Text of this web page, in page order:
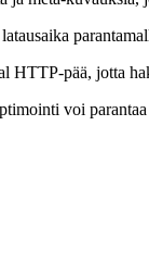
pää, jotta
voi